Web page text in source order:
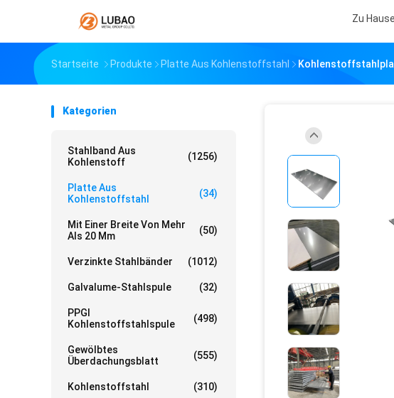
Zu Hause
Startseite Produkte Platte Aus Kohlenstoffstahl
Kategorien
Stahlband Aus
Kohlenstoff
(1256)
Platte Aus
Kohlenstoffstahl
(34)
Mit Einer Breite Von Mehr
Als 20 Mm
(50)
Verzinkte Stahlbänder (1012)
Galvalume-Stahlspule (32)
PPGI
Kohlenstoffstahlspule
(498)
Gewölbtes
Überdachungsblatt
(555)
Kohlenstoffstahl (310)